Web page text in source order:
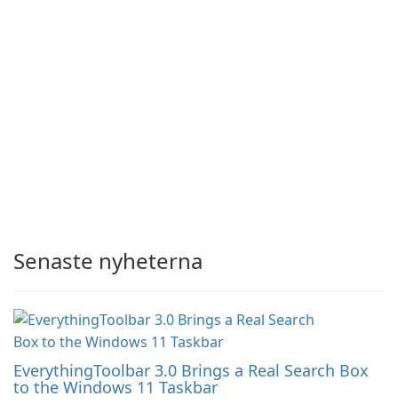
Senaste nyheterna
EverythingToolbar 3.0 Brings a Real Search Box
to the Windows 11 Taskbar